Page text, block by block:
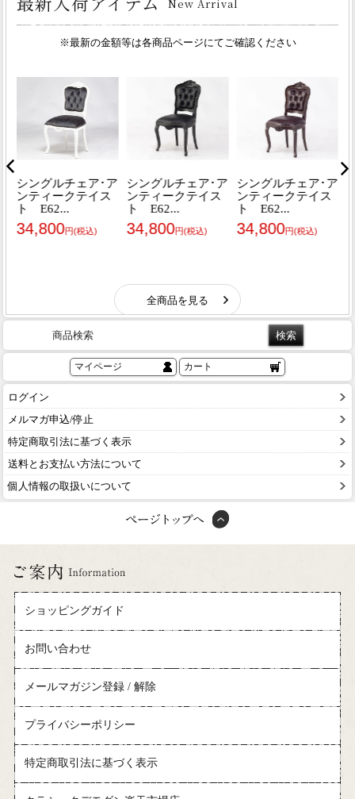
商品検索
マイページ カート
ログイン
メルマガ申込/停止
特定商取引法に基づく表示
送料とお支払い方法について
個人情報の取扱いについて
ショッピングガイド
お問い合わせ
メールマガジン登録 / 解除
プライバシーポリシー
特定商取引法に基づく表示